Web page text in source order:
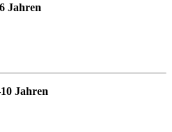
Jahren
Jahren